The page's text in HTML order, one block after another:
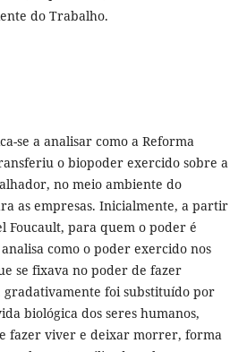
do Trabalho.
se a analisar como a Reforma
o biopoder exercido sobre a
no meio ambiente do
as empresas. Inicialmente, a partir
Foucault, para quem o poder é
como o poder exercido nos
se fixava no poder de fazer
foi substituído por
biológica dos seres humanos,
fazer viver e deixar morrer, forma